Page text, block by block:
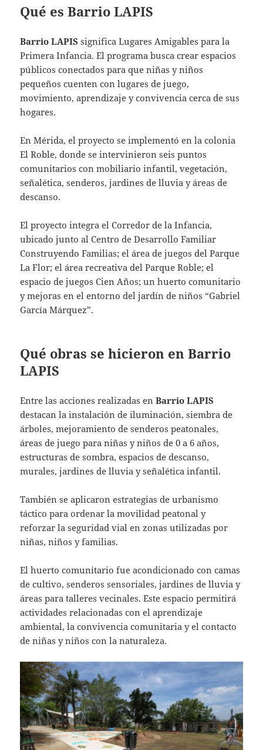
Qué es Barrio LAPIS
Barrio LAPIS significa Lugares Amigables para la
Primera Infancia. El programa busca crear espacios
públicos conectados para que niñas y niños
pequeños cuenten con lugares de juego,
movimiento, aprendizaje y convivencia cerca de sus
hogares.
En Mérida, el proyecto se implementó en la colonia
El Roble, donde se intervinieron seis puntos
comunitarios con mobiliario infantil, vegetación,
señalética, senderos, jardines de lluvia y áreas de
descanso.
El proyecto integra el Corredor de la Infancia,
ubicado junto al Centro de Desarrollo Familiar
Construyendo Familias; el área de juegos del Parque
La Flor; el área recreativa del Parque Roble; el
espacio de juegos Cien Años; un huerto comunitario
y mejoras en el entorno del jardín de niños “Gabriel
García Márquez”.
Qué obras se hicieron en Barrio
LAPIS
Entre las acciones realizadas enBarrio LAPIS
destacan la instalación de iluminación, siembra de
árboles, mejoramiento de senderos peatonales,
áreas de juego para niñas y niños de 0 a 6 años,
estructuras de sombra, espacios de descanso,
murales, jardines de lluvia y señalética infantil.
También se aplicaron estrategias de urbanismo
táctico para ordenar la movilidad peatonal y
reforzar la seguridad vial en zonas utilizadas por
niñas, niños y familias.
El huerto comunitario fue acondicionado con camas
de cultivo, senderos sensoriales, jardines de lluvia y
áreas para talleres vecinales. Este espacio permitirá
actividades relacionadas con el aprendizaje
ambiental, la convivencia comunitaria y el contacto
de niñas y niños con la naturaleza.